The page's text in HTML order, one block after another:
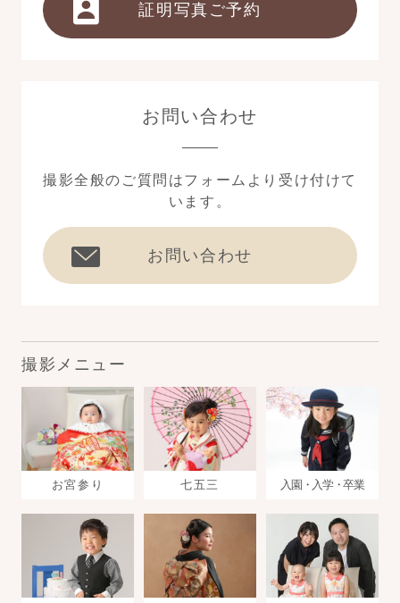
証明写真ご予約
お問い合わせ
撮影全般のご質問はフォームより受け付けて
います。
お問い合わせ
撮影メニュー
お宮参り 七五三 入園・入学・卒業